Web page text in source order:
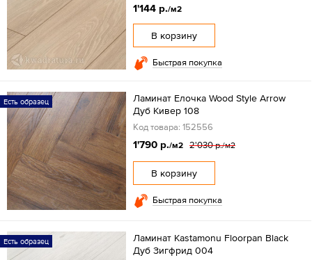
1'144 р./м2
В корзину
Быстрая покупка
Есть образец
Ламинат Елочка Wood Style Arrow
Дуб Кивер 108
Код товара: 152556
1'790 р./м2 2'030 р./м2
В корзину
Быстрая покупка
Есть образец
Ламинат Kastamonu Floorpan Black
Дуб Зигфрид 004